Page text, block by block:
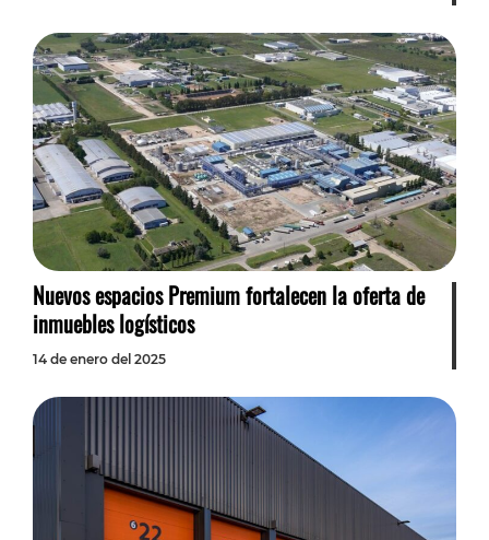
Nuevos espacios Premium fortalecen la oferta de
inmuebles logísticos
14 de enero del 2025